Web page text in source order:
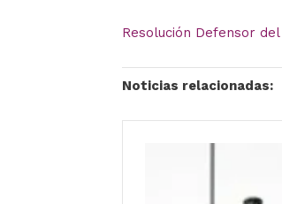
Resolución Defensor
Noticias relacionadas: